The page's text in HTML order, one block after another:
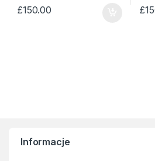
£150.00 £
Informacje